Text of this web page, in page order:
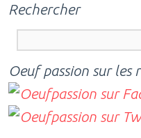
Rechercher
Oeuf passion sur les